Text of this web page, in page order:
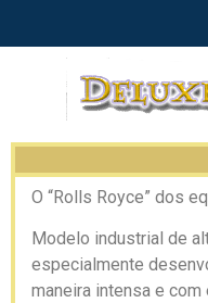
O “Rolls Royce” dos
Modelo industrial de
especialmente
maneira intensa e